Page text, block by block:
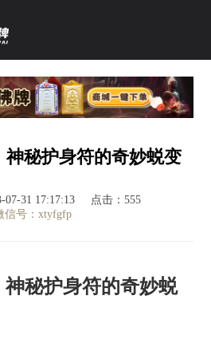
神秘护身符的奇妙蜕变
07-31 17:17:13
点击：555
信号：xtyfgfp
秘护身符的奇妙蜕